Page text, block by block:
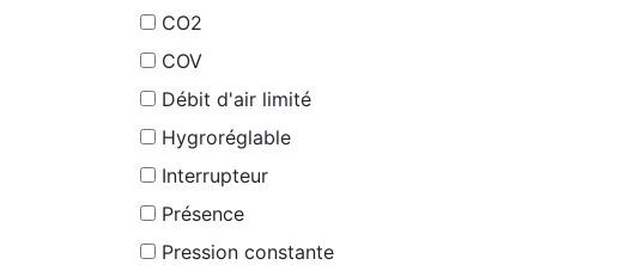
CO2
COV
Débit d'air limité
Hygroréglable
Interrupteur
Présence
Pression constante